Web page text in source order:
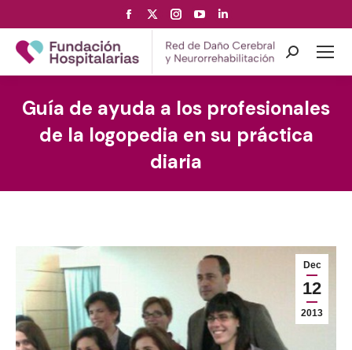
Facebook
page
opens
in
window
page
opens
in
window
Instagram
page
opens
in
window
YouTube
page
opens
in
window
page
opens
in
window
Search:
Guía de ayuda a los profesionales
de la logopedia en su práctica
diaria
Dec
12
2013